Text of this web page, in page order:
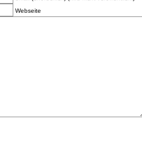
Webseite